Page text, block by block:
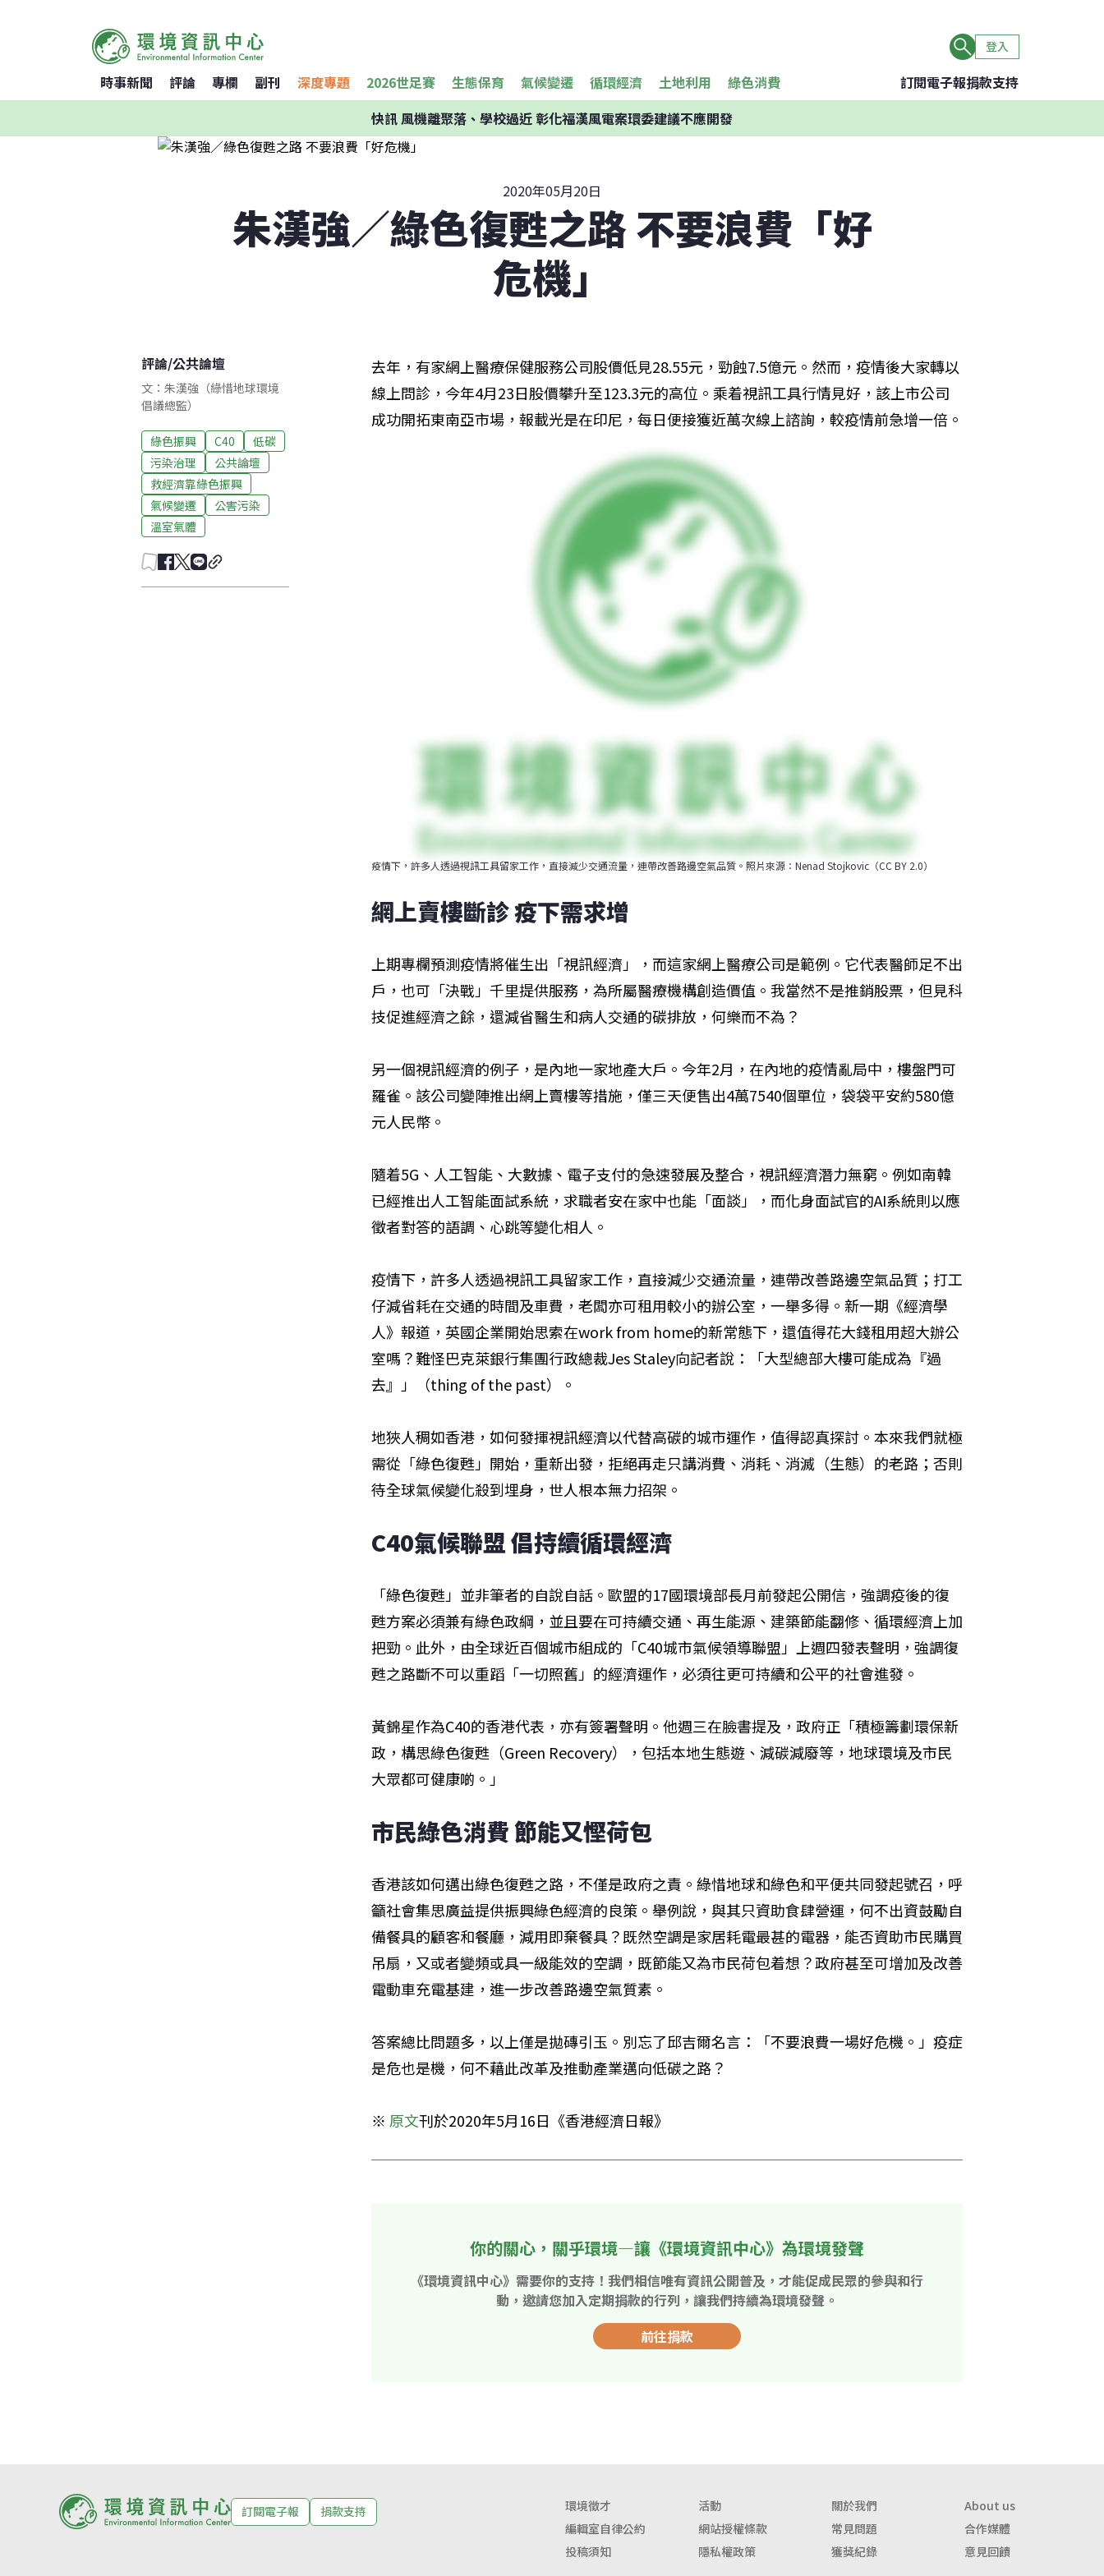
登入
時事新聞 評論 專欄 副刊 深度專題 2026世足賽 生態保育 氣候變遷 循環經濟 土地利用 綠色消費 訂閱電子報捐款支持
快訊風機離聚落、學校過近 彰化福漢風電案環委建議不應開發
2020年05月20日
朱漢強／綠色復甦之路 不要浪費「好
危機」
評論/公共論壇
文：朱漢強（綠惜地球環境
倡議總監）
綠色振興 C40
低碳
污染治理
公共論壇
救經濟靠綠色振興
氣候變遷
公害污染
溫室氣體
去年，有家網上醫療保健服務公司股價低見28.55元，勁蝕7.5億元。然而，疫情後大家轉以
線上問診，今年4月23日股價攀升至123.3元的高位。乘着視訊工具行情見好，該上市公司
成功開拓東南亞市場，報載光是在印尼，每日便接獲近萬次線上諮詢，較疫情前急增一倍。
疫情下，許多人透過視訊工具留家工作，直接減少交通流量，連帶改善路邊空氣品質。照片來源：Nenad Stojkovic（CC BY 2.0）
網上賣樓斷診 疫下需求增
上期專欄預測疫情將催生出「視訊經濟」，而這家網上醫療公司是範例。它代表醫師足不出
戶，也可「決戰」千里提供服務，為所屬醫療機構創造價值。我當然不是推銷股票，但見科
技促進經濟之餘，還減省醫生和病人交通的碳排放，何樂而不為？
另一個視訊經濟的例子，是內地一家地產大戶。今年2月，在內地的疫情亂局中，樓盤門可
羅雀。該公司變陣推出網上賣樓等措施，僅三天便售出4萬7540個單位，袋袋平安約580億
元人民幣。
隨着5G、人工智能、大數據、電子支付的急速發展及整合，視訊經濟潛力無窮。例如南韓
已經推出人工智能面試系統，求職者安在家中也能「面談」，而化身面試官的AI系統則以應
徵者對答的語調、心跳等變化相人。
疫情下，許多人透過視訊工具留家工作，直接減少交通流量，連帶改善路邊空氣品質；打工
仔減省耗在交通的時間及車費，老闆亦可租用較小的辦公室，一舉多得。新一期《經濟學
人》報道，英國企業開始思索在work from home的新常態下，還值得花大錢租用超大辦公
室嗎？難怪巴克萊銀行集團行政總裁Jes Staley向記者說：「大型總部大樓可能成為『過
去』」（thing of the past）。
地狹人稠如香港，如何發揮視訊經濟以代替高碳的城市運作，值得認真探討。本來我們就極
需從「綠色復甦」開始，重新出發，拒絕再走只講消費、消耗、消滅（生態）的老路；否則
待全球氣候變化殺到埋身，世人根本無力招架。
C40氣候聯盟 倡持續循環經濟
「綠色復甦」並非筆者的自說自話。歐盟的17國環境部長月前發起公開信，強調疫後的復
甦方案必須兼有綠色政綱，並且要在可持續交通、再生能源、建築節能翻修、循環經濟上加
把勁。此外，由全球近百個城市組成的「C40城市氣候領導聯盟」上週四發表聲明，強調復
甦之路斷不可以重蹈「一切照舊」的經濟運作，必須往更可持續和公平的社會進發。
黃錦星作為C40的香港代表，亦有簽署聲明。他週三在臉書提及，政府正「積極籌劃環保新
政，構思綠色復甦（Green Recovery），包括本地生態遊、減碳減廢等，地球環境及市民
大眾都可健康啲。」
市民綠色消費 節能又慳荷包
香港該如何邁出綠色復甦之路，不僅是政府之責。綠惜地球和綠色和平便共同發起號召，呼
籲社會集思廣益提供振興綠色經濟的良策。舉例說，與其只資助食肆營運，何不出資鼓勵自
備餐具的顧客和餐廳，減用即棄餐具？既然空調是家居耗電最甚的電器，能否資助市民購買
吊扇，又或者變頻或具一級能效的空調，既節能又為市民荷包着想？政府甚至可增加及改善
電動車充電基建，進一步改善路邊空氣質素。
答案總比問題多，以上僅是拋磚引玉。別忘了邱吉爾名言：「不要浪費一場好危機。」疫症
是危也是機，何不藉此改革及推動產業邁向低碳之路？
※ 原文刊於2020年5月16日《香港經濟日報》
你的關心，關乎環境—讓《環境資訊中心》為環境發聲
《環境資訊中心》需要你的支持！我們相信唯有資訊公開普及，才能促成民眾的參與和行
動，邀請您加入定期捐款的行列，讓我們持續為環境發聲。
前往捐款
訂閱電子報 捐款支持 環境徵才 活動 關於我們
About us
編輯室自律公約
網站授權條款 常見問題
合作媒體
投稿須知
隱私權政策 獲獎紀錄 意見回饋